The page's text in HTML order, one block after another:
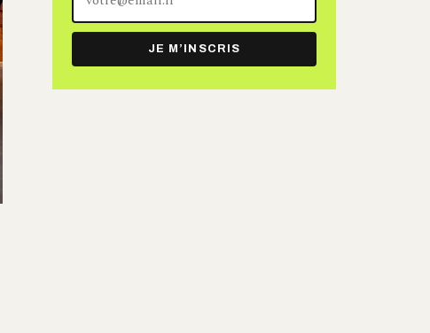
adresse
mail
JE M’INSCRIS